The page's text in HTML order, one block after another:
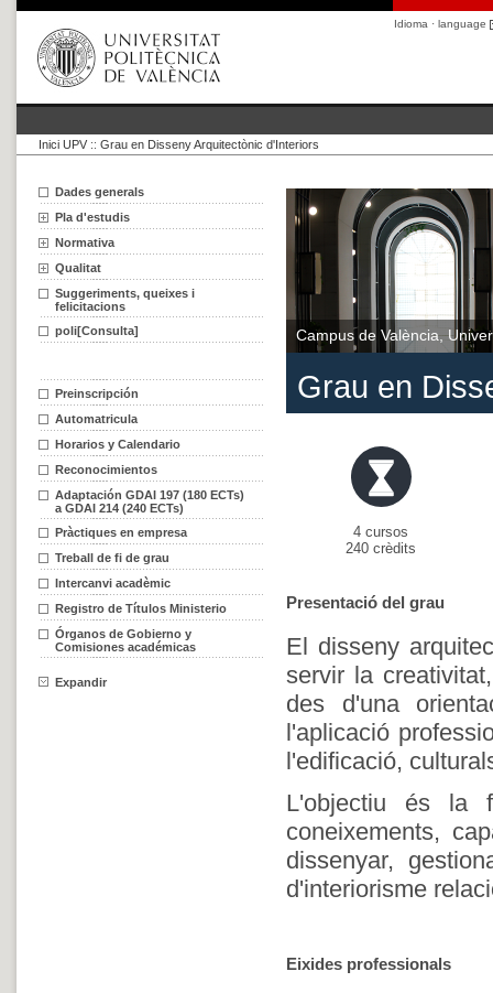
Idioma · language
Inici UPV :: Grau en Disseny Arquitectònic d'Interiors
Dades generals
Pla d'estudis
Normativa
Qualitat
Suggeriments, queixes i
felicitacions
poli[Consulta]
Preinscripción
Automatricula
Horarios y Calendario
Reconocimientos
Adaptación GDAI 197 (180 ECTs)
a GDAI 214 (240 ECTs)
Pràctiques en empresa
Treball de fi de grau
Intercanvi acadèmic
Registro de Títulos Ministerio
Órganos de Gobierno y
Comisiones académicas
Expandir
Campus de València,
Grau en
4 cursos
240 crèdits
Presentació del grau
El disseny
servir la
des d'una
l'aplicació
l'edificació,
L'objectiu és la
coneixements,
dissenyar,
d'interiorisme
Eixides professionals